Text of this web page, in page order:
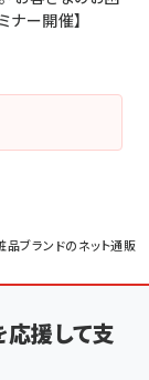
品ブランドのネット通販
ナー開催】
応援して支